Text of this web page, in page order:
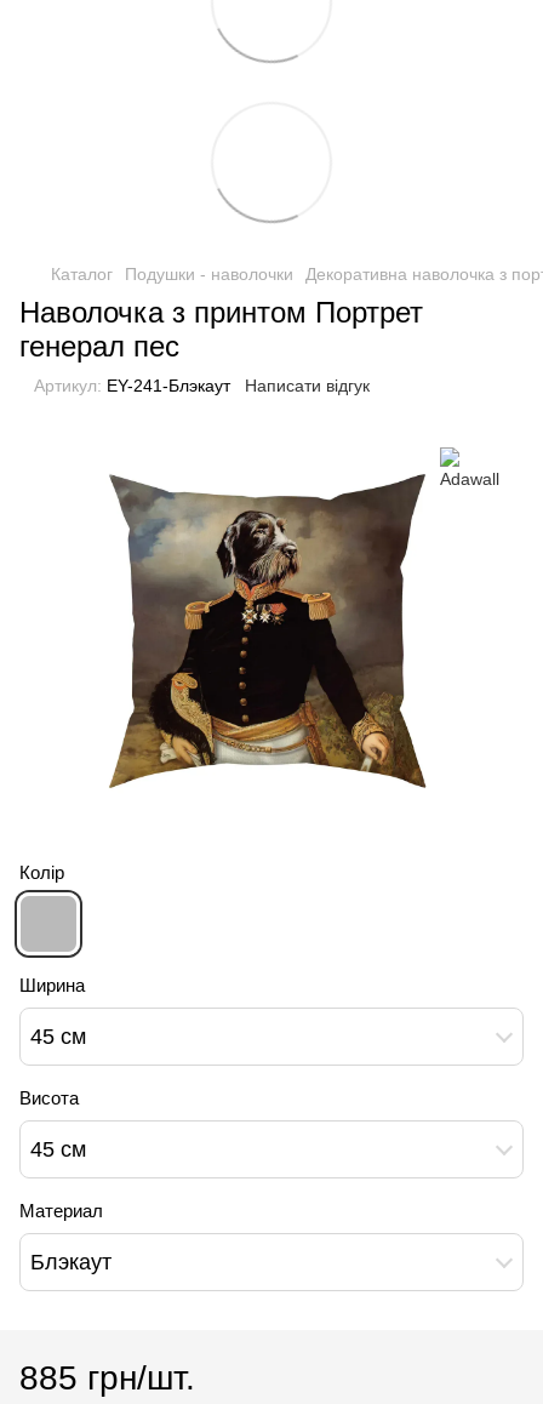
Каталог Подушки - наволочки Декоративна наволочка з
Наволочка з принтом Портрет
генерал пес
Артикул: EY-241-Блэкаут Написати відгук
Колір
Ширина
45 см
Висота
45 см
Материал
Блэкаут
885 грн/шт.